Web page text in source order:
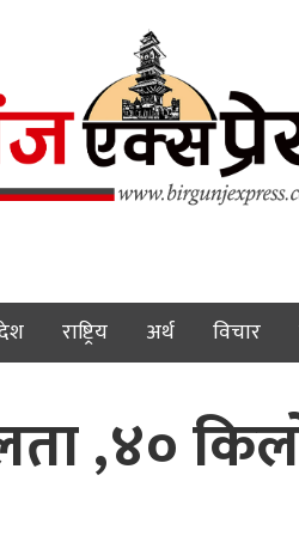
राष्ट्रिय अर्थ विचार
,४०